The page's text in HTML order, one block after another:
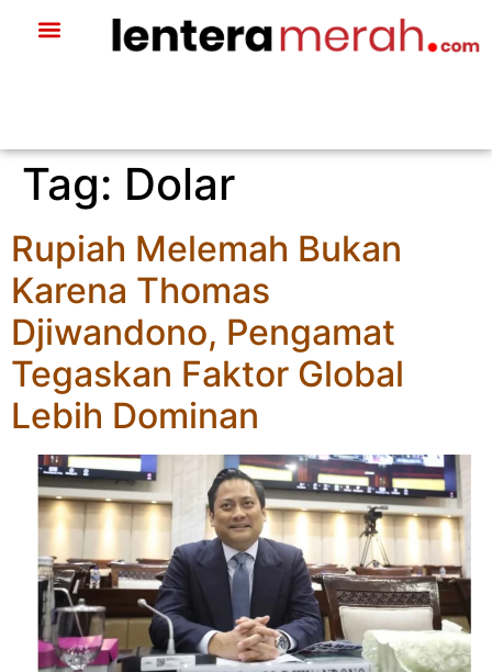
Tag: Dolar
Rupiah Melemah Bukan
Karena Thomas
Djiwandono, Pengamat
Tegaskan Faktor Global
Lebih Dominan